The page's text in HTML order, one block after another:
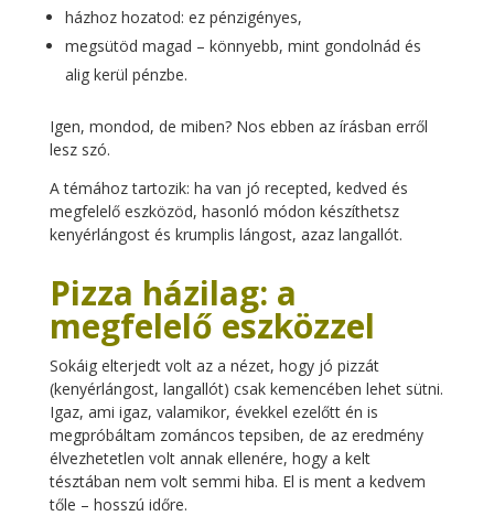
házhoz hozatod: ez pénzigényes,
megsütöd magad – könnyebb, mint gondolnád és
alig kerül pénzbe.
Igen, mondod, de miben? Nos ebben az írásban erről
lesz szó.
A témához tartozik: ha van jó recepted, kedved és
megfelelő eszközöd, hasonló módon készíthetsz
kenyérlángost és krumplis lángost, azaz langallót.
Pizza házilag: a
megfelelő eszközzel
Sokáig elterjedt volt az a nézet, hogy jó pizzát
(kenyérlángost, langallót) csak kemencében lehet sütni.
Igaz, ami igaz, valamikor, évekkel ezelőtt én is
megpróbáltam zománcos tepsiben, de az eredmény
élvezhetetlen volt annak ellenére, hogy a kelt
tésztában nem volt semmi hiba. El is ment a kedvem
tőle – hosszú időre.